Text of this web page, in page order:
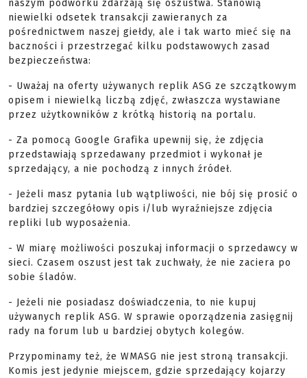
naszym podwórku zdarzają się oszustwa. Stanowią
niewielki odsetek transakcji zawieranych za
pośrednictwem naszej giełdy, ale i tak warto mieć się na
baczności i przestrzegać kilku podstawowych zasad
bezpieczeństwa:
- Uważaj na oferty używanych replik ASG ze szczątkowym
opisem i niewielką liczbą zdjęć, zwłaszcza wystawiane
przez użytkowników z krótką historią na portalu.
- Za pomocą Google Grafika upewnij się, że zdjęcia
przedstawiają sprzedawany przedmiot i wykonał je
sprzedający, a nie pochodzą z innych źródeł.
- Jeżeli masz pytania lub wątpliwości, nie bój się prosić o
bardziej szczegółowy opis i/lub wyraźniejsze zdjęcia
repliki lub wyposażenia.
- W miarę możliwości poszukaj informacji o sprzedawcy w
sieci. Czasem oszust jest tak zuchwały, że nie zaciera po
sobie śladów.
- Jeżeli nie posiadasz doświadczenia, to nie kupuj
używanych replik ASG. W sprawie oporządzenia zasięgnij
rady na forum lub u bardziej obytych kolegów.
Przypominamy też, że WMASG nie jest stroną transakcji.
Komis jest jedynie miejscem, gdzie sprzedający kojarzy